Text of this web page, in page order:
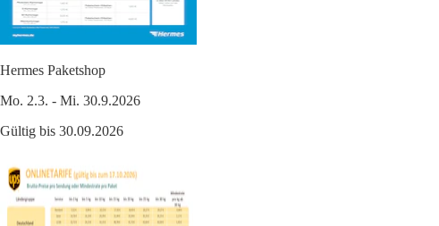
Hermes Paketshop
Mo. 2.3. - Mi. 30.9.2026
Gültig bis 30.09.2026